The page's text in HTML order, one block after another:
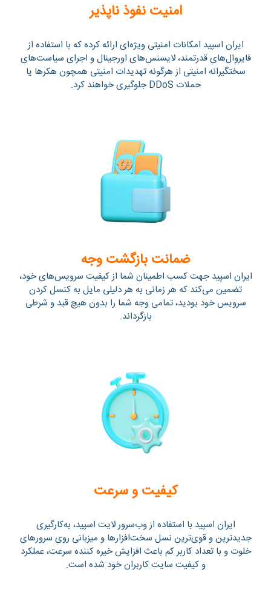
امنیت نفوذ ناپذیر
ایران اسپید امکانات امنیتی ویژه‌ای ارائه کرده که با استفاده از
فایروال‌های قدرتمند،‌ لایسنس‌های اورجینال و اجرای سیاست‌های
سختگیرانه امنیتی از هرگونه تهدیدات امنیتی همچون هکرها یا
حملات DDoS جلوگیری خواهند کرد.
ضمانت بازگشت وجه
ایران اسپید جهت کسب اطمینان شما از کیفیت سرویس‌های خود،
تضمین می‌کند که هر زمانی به هر دلیلی مایل به کنسل کردن
سرویس خود بودید، تمامی وجه شما را بدون هیچ قید و شرطی
بازگرداند.
کیفیت و سرعت
ایران اسپید با استفاده از وب‌سرور لایت اسپید، به‌کارگیری
جدیدترین و قوی‌ترین نسل سخت‌افزارها و میزبانی روی سرورهای
خلوت و با تعداد کاربر کم باعث افزایش خیره کننده سرعت، عملکرد
و کیفیت سایت کاربران خود شده است.